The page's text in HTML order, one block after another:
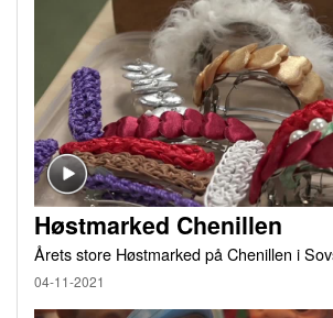
Høstmarked Chenillen
Årets store Høstmarked på Chenillen i
04-11-2021